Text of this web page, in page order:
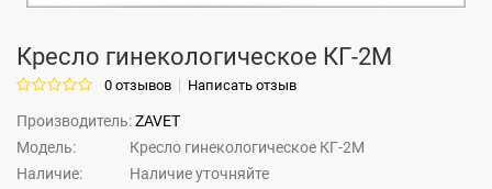
Кресло гинекологическое КГ-2М
0 отзывов Написать отзыв
Производитель:ZAVET
Модель:
Кресло гинекологическое КГ-2М
Наличие:
Hаличие уточняйте